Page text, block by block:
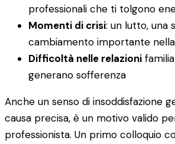
professionali che ti tolgono
Momenti di crisi: un lutto, una
cambiamento importante
Difficoltà nelle relazioni
generano sofferenza
Anche un senso di insoddisfazione
causa precisa, è un motivo valido
professionista. Un primo colloquio